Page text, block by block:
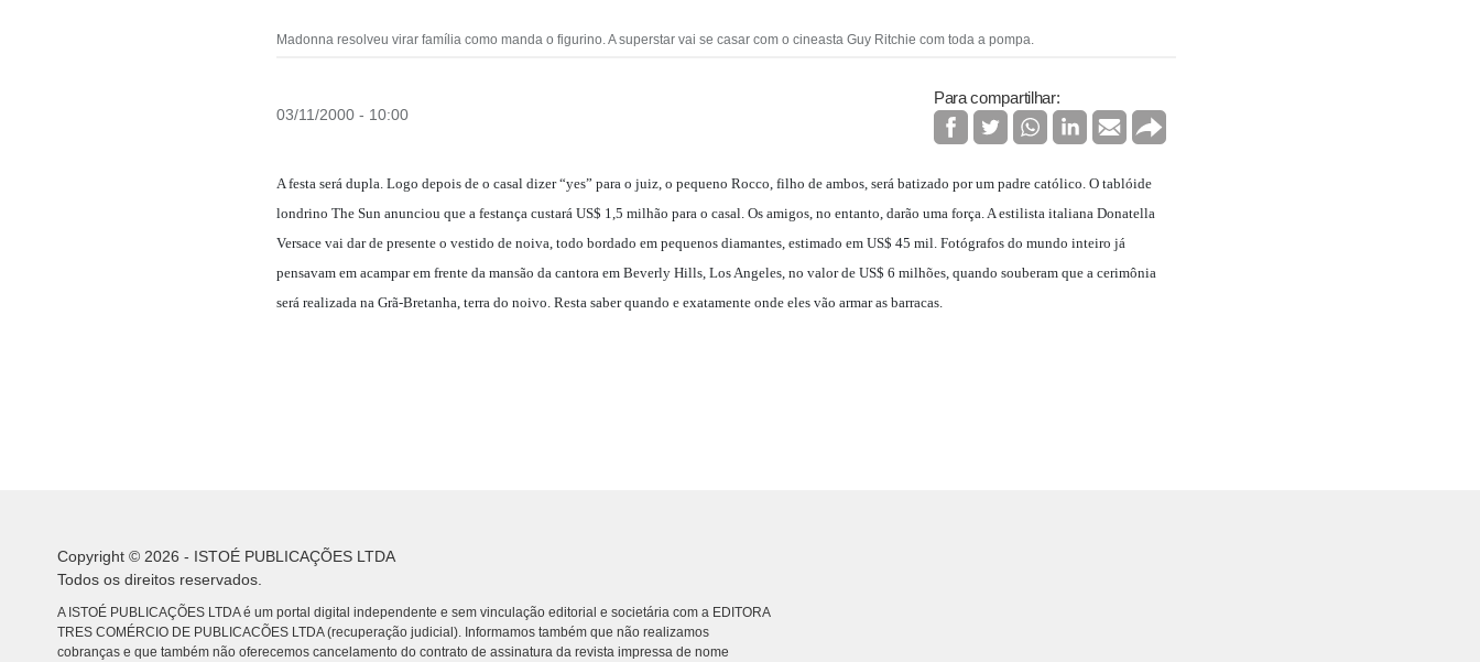
Madonna resolveu virar família como manda o figurino. A superstar vai se casar com o cineasta Guy Ritchie com toda a pompa.
03/11/2000 - 10:00
Para compartilhar:
A festa será dupla. Logo depois de o casal dizer “yes” para o juiz, o pequeno Rocco, filho de ambos, será batizado por um padre católico. O tablóide
londrino The Sun anunciou que a festança custará US$ 1,5 milhão para o casal. Os amigos, no entanto, darão uma força. A estilista italiana Donatella
Versace vai dar de presente o vestido de noiva, todo bordado em pequenos diamantes, estimado em US$ 45 mil. Fotógrafos do mundo inteiro já
pensavam em acampar em frente da mansão da cantora em Beverly Hills, Los Angeles, no valor de US$ 6 milhões, quando souberam que a cerimônia
será realizada na Grã-Bretanha, terra do noivo. Resta saber quando e exatamente onde eles vão armar as barracas.
Copyright © 2026 - ISTOÉ PUBLICAÇÕES LTDA
Todos os direitos reservados.
A ISTOÉ PUBLICAÇÕES LTDA é um portal digital independente e sem vinculação editorial e societária com a EDITORA
TRES COMÉRCIO DE PUBLICACÕES LTDA (recuperação judicial). Informamos também que não realizamos
cobranças e que também não oferecemos cancelamento do contrato de assinatura da revista impressa de nome